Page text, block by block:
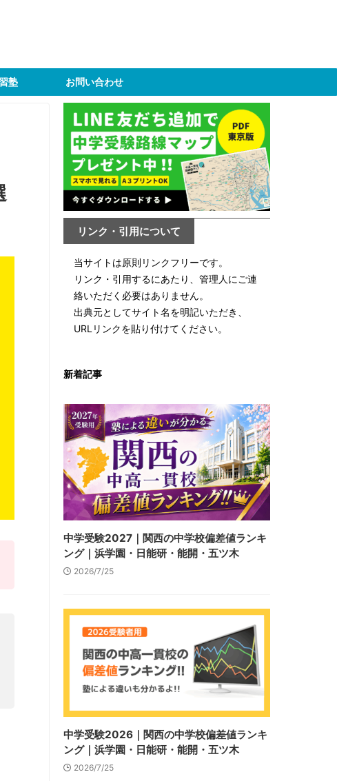
塾 お問い合わせ
リンク・引用について
当サイトは原則リンクフリーです。
リンク・引用するにあたり、管理人にご連
絡いただく必要はありません。
出典元としてサイト名を明記いただき、
URLリンクを貼り付けてください。
新着記事
中学受験2027｜関西の中学校偏差値ランキ
ング｜浜学園・日能研・能開・五ツ木
2026/7/25
中学受験2026｜関西の中学校偏差値ランキ
ング｜浜学園・日能研・能開・五ツ木
2026/7/25